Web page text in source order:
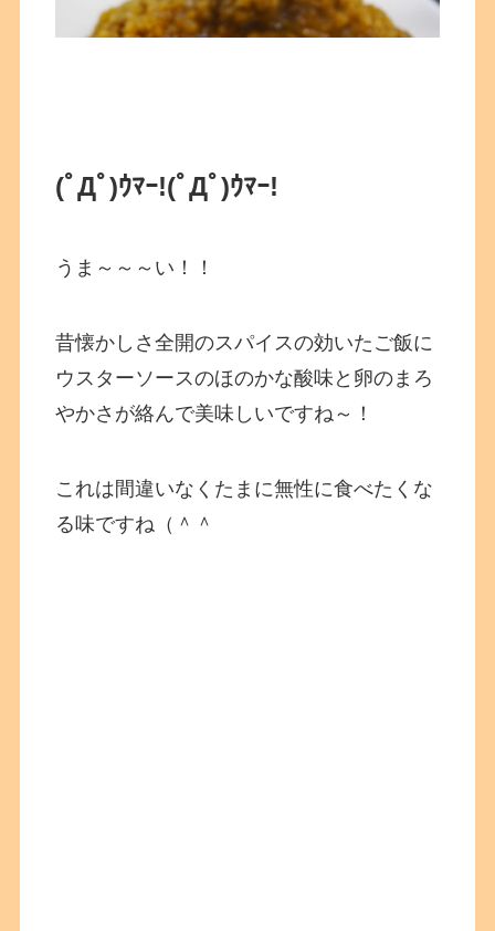
(ﾟДﾟ)ｳﾏｰ!(ﾟДﾟ)ｳﾏｰ!
うま～～～い！！
昔懐かしさ全開のスパイスの効いたご飯に
ウスターソースのほのかな酸味と卵のまろ
やかさが絡んで美味しいですね～！
これは間違いなくたまに無性に食べたくな
る味ですね（＾＾